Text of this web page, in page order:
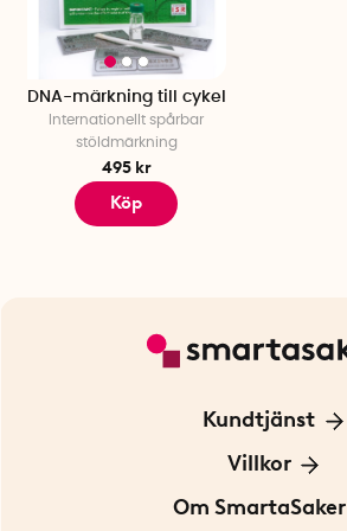
DNA-märkning till cykel
Internationellt spårbar
stöldmärkning
495 kr
Köp
Kundtjänst
Kontakta oss
För Företag
Villkor
Frakt och leverans
Om SmartaSaker